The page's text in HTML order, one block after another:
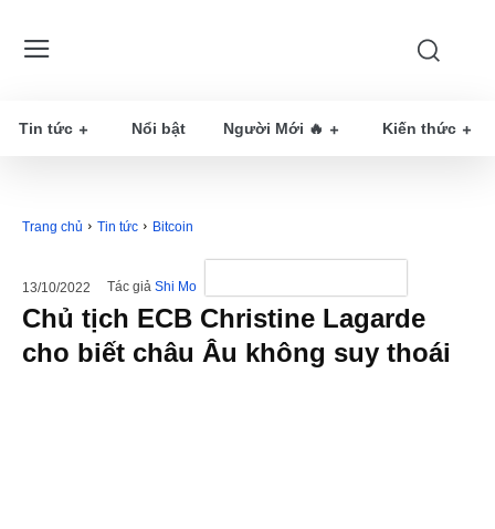
Tin tức Nổi bật Người Mới 🔥 Kiến thức
Trang chủ Tin tức Bitcoin
13/10/2022 Tác giả Shi Mo
Chủ tịch ECB Christine Lagarde
cho biết châu Âu không suy thoái